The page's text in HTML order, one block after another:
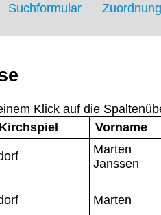
Suchformular
Klick auf die
Kirchspiel
Vorname
Marten
Janssen
Marten